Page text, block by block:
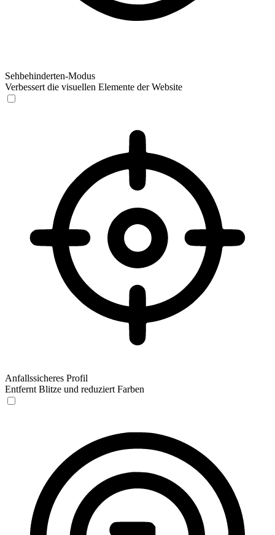
Sehbehinderten-Modus
Verbessert die visuellen Elemente der Website
Anfallssicheres Profil
Entfernt Blitze und reduziert Farben